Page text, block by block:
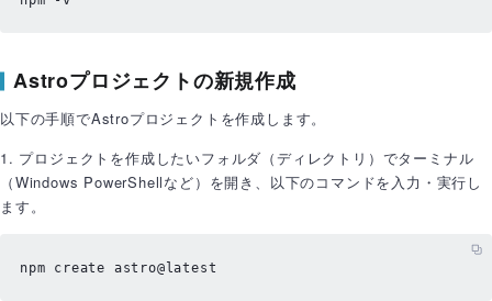
Astroプロジェクトの新規作成
以下の手順でAstroプロジェクトを作成します。
1. プロジェクトを作成したいフォルダ（ディレクトリ）でターミナル
（Windows PowerShellなど）を開き、以下のコマンドを入力・実行し
ます。
npm create astro@latest